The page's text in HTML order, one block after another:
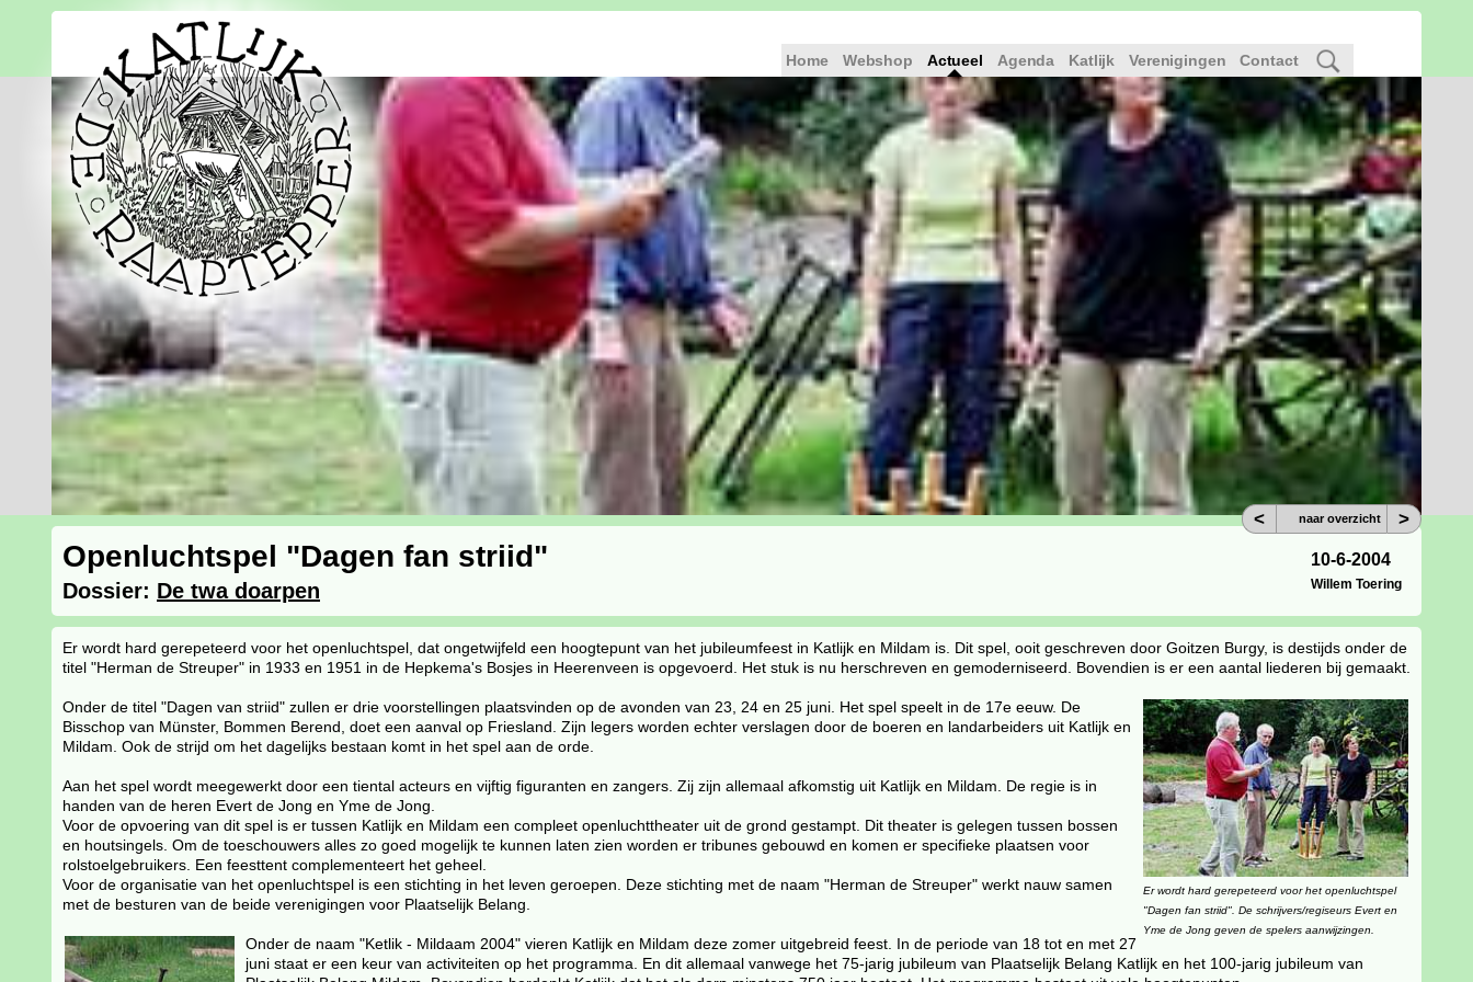
Home Webshop Actueel Agenda Katlijk Verenigingen Contact
10-6-2004
Willem Toering
Openluchtspel "Dagen fan striid"
Dossier: De twa doarpen
Er wordt hard gerepeteerd voor het openluchtspel, dat ongetwijfeld een hoogtepunt van het jubileumfeest in Katlijk en Mildam is. Dit spel, ooit geschreven door Goitzen Burgy, is destijds onder de
titel "Herman de Streuper" in 1933 en 1951 in de Hepkema's Bosjes in Heerenveen is opgevoerd. Het stuk is nu herschreven en gemoderniseerd. Bovendien is er een aantal liederen bij gemaakt.
Er wordt hard gerepeteerd voor het openluchtspel
"Dagen fan striid". De schrijvers/regiseurs Evert en
Yme de Jong geven de spelers aanwijzingen.
Onder de titel "Dagen van striid" zullen er drie voorstellingen plaatsvinden op de avonden van 23, 24 en 25 juni. Het spel speelt in de 17e eeuw. De
Bisschop van Münster, Bommen Berend, doet een aanval op Friesland. Zijn legers worden echter verslagen door de boeren en landarbeiders uit Katlijk en
Mildam. Ook de strijd om het dagelijks bestaan komt in het spel aan de orde.
Aan het spel wordt meegewerkt door een tiental acteurs en vijftig figuranten en zangers. Zij zijn allemaal afkomstig uit Katlijk en Mildam. De regie is in
handen van de heren Evert de Jong en Yme de Jong.
Voor de opvoering van dit spel is er tussen Katlijk en Mildam een compleet openluchttheater uit de grond gestampt. Dit theater is gelegen tussen bossen
en houtsingels. Om de toeschouwers alles zo goed mogelijk te kunnen laten zien worden er tribunes gebouwd en komen er specifieke plaatsen voor
rolstoelgebruikers. Een feesttent complementeert het geheel.
Voor de organisatie van het openluchtspel is een stichting in het leven geroepen. Deze stichting met de naam "Herman de Streuper" werkt nauw samen
met de besturen van de beide verenigingen voor Plaatselijk Belang.
Onder de naam "Ketlik - Mildaam 2004" vieren Katlijk en Mildam deze zomer uitgebreid feest. In de periode van 18 tot en met 27
juni staat er een keur van activiteiten op het programma. En dit allemaal vanwege het 75-jarig jubileum van Plaatselijk Belang Katlijk en het 100-jarig jubileum van
< naar overzicht >